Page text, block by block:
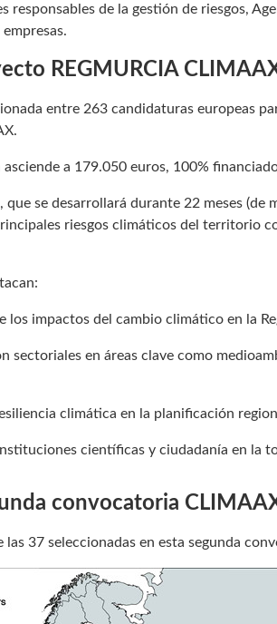
responsables de la gestión de riesgos,
REGMURCIA
entre 263 candidaturas europeas
asciende a 179.050 euros, 100%
se desarrollará durante 22 meses (de
riesgos climáticos del territorio
los impactos del cambio climático en la
sectoriales en áreas clave como
climática en la planificación
científicas y ciudadanía en la
convocatoria
las 37 seleccionadas en esta segunda